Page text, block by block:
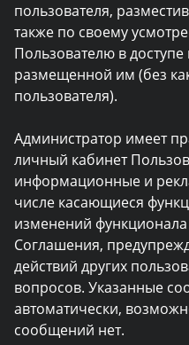
пользователя,
также по своему
Пользователю в
размещенной им (без
пользователя).
Администратор имеет
личный кабинет
информационные и
числе касающиеся
изменений
Соглашения,
действий других
вопросов. Указанные
автоматически,
сообщений нет.